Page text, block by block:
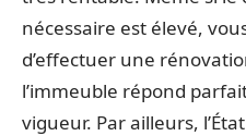
nécessaire est élevé,
d’effectuer une
l’immeuble répond
vigueur. Par ailleurs,